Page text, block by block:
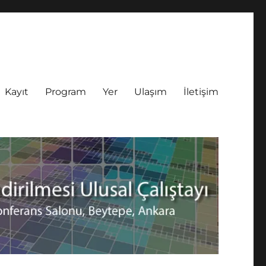
Kayıt Program Yer Ulaşım İletişim